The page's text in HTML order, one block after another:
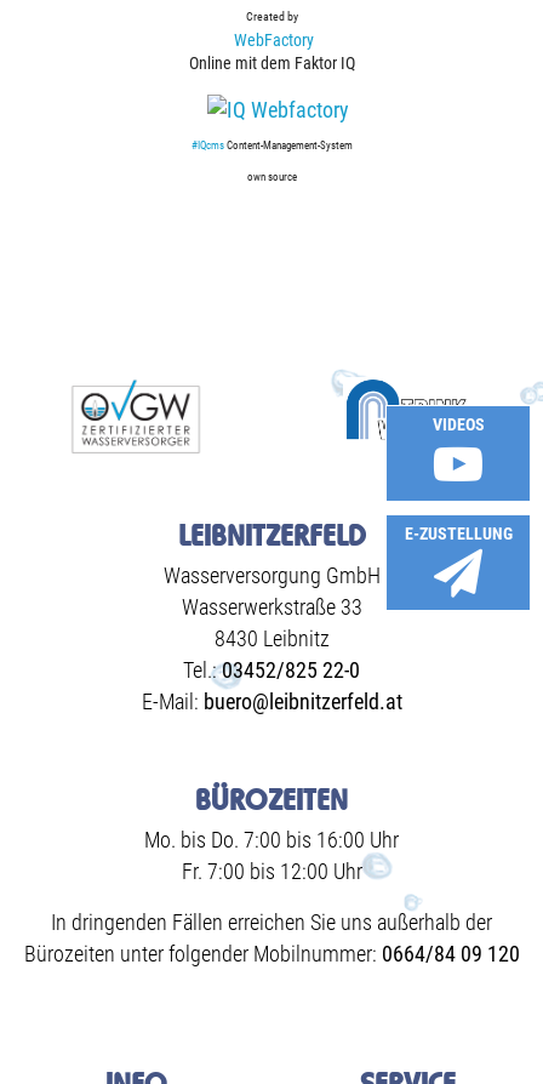
VIDEOS
E-ZUSTELLUNG
Created by
WebFactory
Online mit dem Faktor IQ
#IQcms Content-Management-System
own source
LEIBNITZERFELD
Wasserversorgung GmbH
Wasserwerkstraße 33
8430 Leibnitz
Tel.:03452/825 22-0
E-Mail: buero@leibnitzerfeld.at
BÜROZEITEN
Mo. bis Do. 7:00 bis 16:00 Uhr
Fr. 7:00 bis 12:00 Uhr
In dringenden Fällen erreichen Sie uns außerhalb der
Bürozeiten unter folgender Mobilnummer: 0664/84 09 120